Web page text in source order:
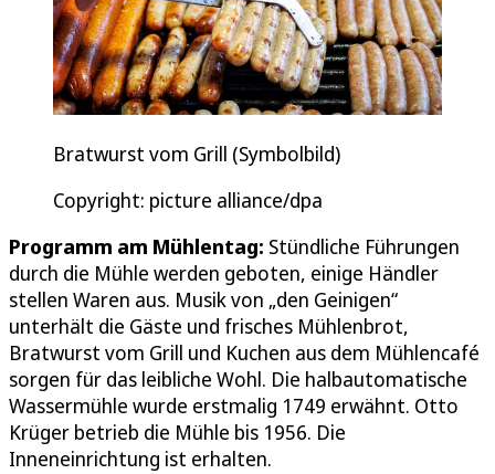
Bratwurst vom Grill (Symbolbild)
Copyright: picture alliance/dpa
Programm am Mühlentag: Stündliche Führungen
durch die Mühle werden geboten, einige Händler
stellen Waren aus. Musik von „den Geinigen“
unterhält die Gäste und frisches Mühlenbrot,
Bratwurst vom Grill und Kuchen aus dem Mühlencafé
sorgen für das leibliche Wohl. Die halbautomatische
Wassermühle wurde erstmalig 1749 erwähnt. Otto
Krüger betrieb die Mühle bis 1956. Die
Inneneinrichtung ist erhalten.